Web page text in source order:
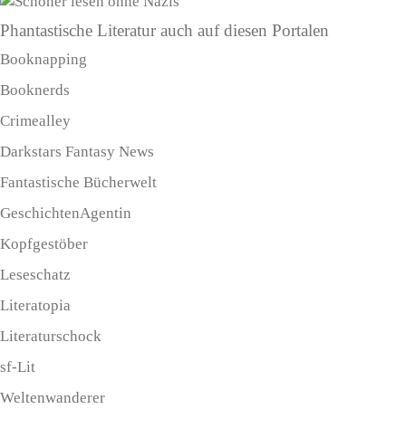
Phantastische Literatur auch auf diesen Portalen
Booknapping
Booknerds
Crimealley
Darkstars Fantasy News
Fantastische Bücherwelt
GeschichtenAgentin
Kopfgestöber
Leseschatz
Literatopia
Literaturschock
sf-Lit
Weltenwanderer